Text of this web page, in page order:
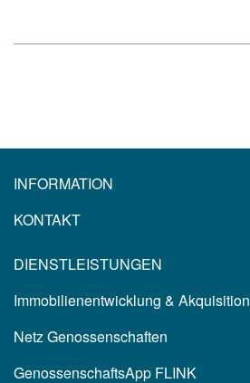
INFORMATION
KONTAKT
DIENSTLEISTUNGEN
Immobilienentwicklung & Akquisition
Netz Genossenschaften
GenossenschaftsApp FLINK